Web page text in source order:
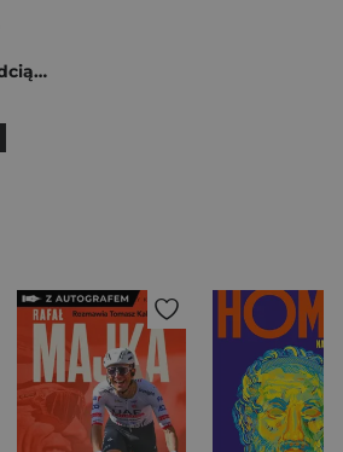
Strażnicy historii Nadciąga burza